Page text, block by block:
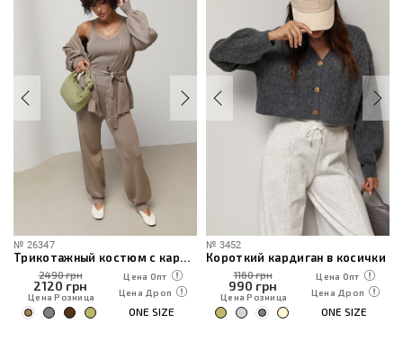
№ 26347
Трикотажный костюм с кардиганом, топом и брюками
2490 грн
2120 грн
Цена Розница
Цена Опт
Цена Дроп
ONE SIZE
№ 3452
Короткий кардиган в косички
1160 грн
990 грн
Цена Розница
Цена Опт
Цена Дроп
ONE SIZE